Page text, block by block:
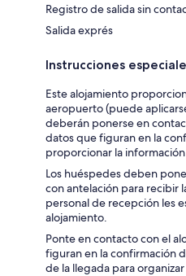
Registro de salida sin
Salida exprés
Instrucciones
Este alojamiento
aeropuerto (puede
deberán ponerse en
datos que figuran en la
proporcionar la
Los huéspedes deben
con antelación para recibir
personal de recepción les
alojamiento.
Ponte en contacto con el
figuran en la confirmación
de la llegada para